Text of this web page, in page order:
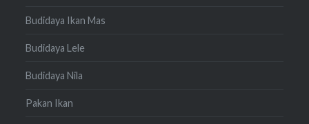
Budidaya Ikan Mas
Budidaya Lele
Budidaya Nila
Pakan Ikan